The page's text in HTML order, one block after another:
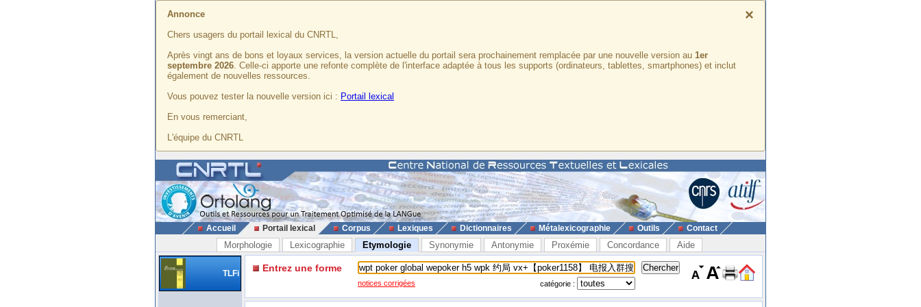
×
Annonce
Chers usagers du portail lexical du CNRTL,
Après vingt ans de bons et loyaux services, la version actuelle du portail sera prochainement remplacée par une nouvelle version au 1er
septembre 2026. Celle-ci apporte une refonte complète de l'interface adaptée à tous les supports (ordinateurs, tablettes, smartphones) et inclut
également de nouvelles ressources.
Vous pouvez tester la nouvelle version ici : Portail lexical
En vous remerciant,
L'équipe du CNRTL
Accueil Portail lexical Corpus Lexiques Dictionnaires Métalexicographie Outils Contact
Morphologie Lexicographie Etymologie Synonymie Antonymie Proxémie Concordance Aide
TLFi Entrez une forme
notices corrigées catégorie :